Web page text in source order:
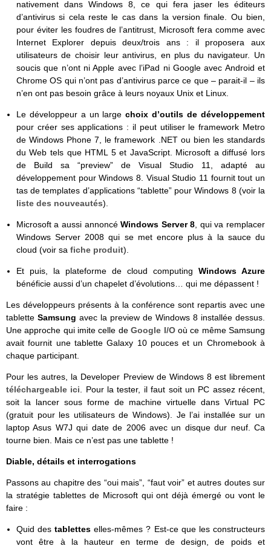
nativement dans Windows 8, ce qui fera jaser les éditeurs
d’antivirus si cela reste le cas dans la version finale. Ou bien,
pour éviter les foudres de l’antitrust, Microsoft fera comme avec
Internet Explorer depuis deux/trois ans : il proposera aux
utilisateurs de choisir leur antivirus, en plus du navigateur. Un
soucis que n’ont ni Apple avec l’iPad ni Google avec Android et
Chrome OS qui n’ont pas d’antivirus parce ce que – parait-il – ils
n’en ont pas besoin grâce à leurs noyaux Unix et Linux.
Le développeur a un largechoix d’outils de développement
pour créer ses applications : il peut utiliser le framework Metro
de Windows Phone 7, le framework .NET ou bien les standards
du Web tels que HTML 5 et JavaScript. Microsoft a diffusé lors
de Build sa “preview” de Visual Studio 11, adapté au
développement pour Windows 8. Visual Studio 11 fournit tout un
tas de templates d’applications “tablette” pour Windows 8 (voir la
liste des nouveautés).
Microsoft a aussi annoncéWindows Server 8 , qui va remplacer
Windows Server 2008 qui se met encore plus à la sauce du
cloud (voir sa fiche produit).
Et puis, la plateforme de cloud computing Windows Azure
bénéficie aussi d’un chapelet d’évolutions… qui me dépassent !
Les développeurs présents à la conférence sont repartis avec une
tablette Samsung avec la preview de Windows 8 installée dessus.
Une approche qui imite celle deGoogle I/Ooù ce même Samsung
avait fournit une tablette Galaxy 10 pouces et un Chromebook à
chaque participant.
Pour les autres, la Developer Preview de Windows 8 est librement
téléchargeable ici . Pour la tester, il faut soit un PC assez récent,
soit la lancer sous forme de machine virtuelle dans Virtual PC
(gratuit pour les utilisateurs de Windows). Je l’ai installée sur un
laptop Asus W7J qui date de 2006 avec un disque dur neuf. Ca
tourne bien. Mais ce n’est pas une tablette !
Diable, détails et interrogations
Passons au chapitre des “oui mais”, “faut voir” et autres doutes sur
la stratégie tablettes de Microsoft qui ont déjà émergé ou vont le
faire :
Quid destabletteselles-mêmes ? Est-ce que les constructeurs
vont être à la hauteur en terme de design, de poids et